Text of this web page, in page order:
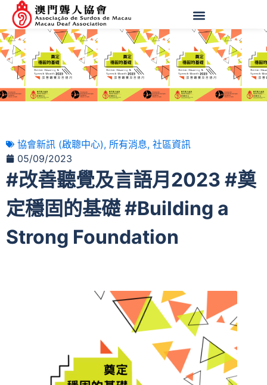
協會新訊 (啟聰中心), 所有消息, 社區資訊
05/09/2023
#改善聽覺及言語月2023 #奠
定穩固的基礎 #Building a
Strong Foundation